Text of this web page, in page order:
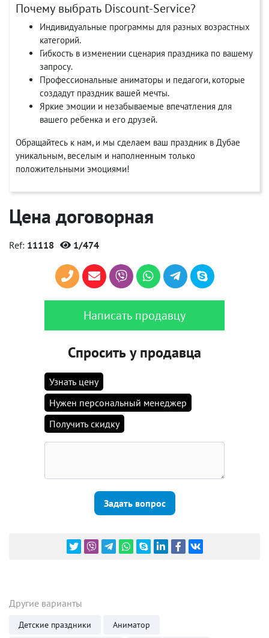
Почему выбрать Discount-Service?
Индивидуальные программы для разных возрастных
категорий.
Гибкость в изменении сценария праздника по вашему
запросу.
Профессиональные аниматоры и педагоги, которые
создадут праздник вашей мечты.
Яркие эмоции и незабываемые впечатления для
вашего ребенка и его друзей.
Обращайтесь к нам, и мы сделаем ваш праздник в Дубае
уникальным, веселым и наполненным только
положительными эмоциями!
Цена договорная
Ref: 11118 1/474
Написать продавцу
Спросить у продавца
Узнать цену
Нужен персональный менеджер
Получить скидку
Задать вопрос
Другие варианты
Детские праздники Аниматор